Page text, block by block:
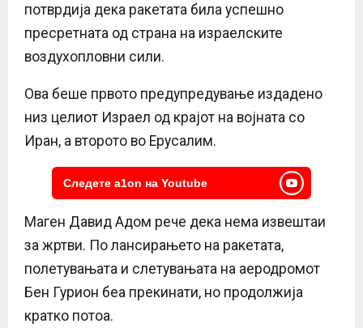
потврдија дека ракетата била успешно
пресретната од страна на израелските
воздухопловни сили.
Ова беше првото предупредување издадено
низ целиот Израел од крајот на војната со
Иран, а второто во Ерусалим.
Следете a1on на Youtube
Маген Давид Адом рече дека нема извештаи
за жртви. По лансирањето на ракетата,
полетувањата и слетувањата на аеродромот
Бен Гурион беа прекинати, но продолжија
кратко потоа.